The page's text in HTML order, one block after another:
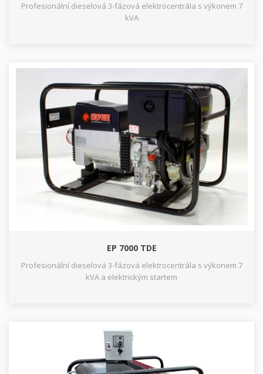
Profesionální dieselová 3-fázová elektrocentrála s výkonem 7
kVA
EP 7000 TDE
Profesionální dieselová 3-fázová elektrocentrála s výkonem 7
kVA a elektrickým startem